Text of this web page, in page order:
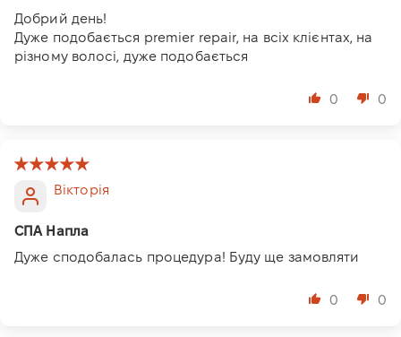
Добрий день!
Дуже подобається premier repair, на всіх клієнтах, на
різному волосі, дуже подобається
0 0
Вікторія
СПА Напла
Дуже сподобалась процедура! Буду ще замовляти
0 0